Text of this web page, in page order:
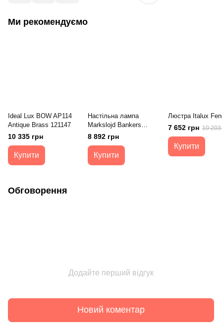
Ми рекомендуємо
Ideal Lux BOW AP114
Antique Brass 121147
10 335 грн
Купити
Настільна лампа
Markslojd Bankers
105931
8 892 грн
Купити
Люстра Italux
7 652 грн 10 203
Купити
Обговорення
Додайте перший відгук
Новий коментар